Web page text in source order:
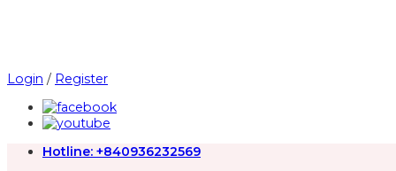
Login / Register
Hotline: +840936232569